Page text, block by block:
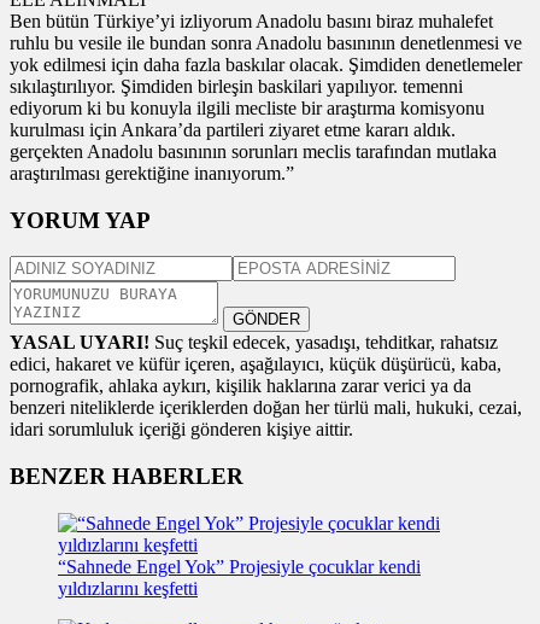
Ben bütün Türkiye’yi izliyorum Anadolu basını biraz muhalefet
ruhlu bu vesile ile bundan sonra Anadolu basınının denetlenmesi ve
yok edilmesi için daha fazla baskılar olacak. Şimdiden denetlemeler
sıkılaştırılıyor. Şimdiden birleşin baskilari yapılıyor. temenni
ediyorum ki bu konuyla ilgili mecliste bir araştırma komisyonu
kurulması için Ankara’da partileri ziyaret etme kararı aldık.
gerçekten Anadolu basınının sorunları meclis tarafından mutlaka
araştırılması gerektiğine inanıyorum.”
YORUM YAP
GÖNDER
YASAL UYARI! Suç teşkil edecek, yasadışı, tehditkar, rahatsız
edici, hakaret ve küfür içeren, aşağılayıcı, küçük düşürücü, kaba,
pornografik, ahlaka aykırı, kişilik haklarına zarar verici ya da
benzeri niteliklerde içeriklerden doğan her türlü mali, hukuki, cezai,
idari sorumluluk içeriği gönderen kişiye aittir.
BENZER HABERLER
“Sahnede Engel Yok” Projesiyle çocuklar kendi
yıldızlarını keşfetti